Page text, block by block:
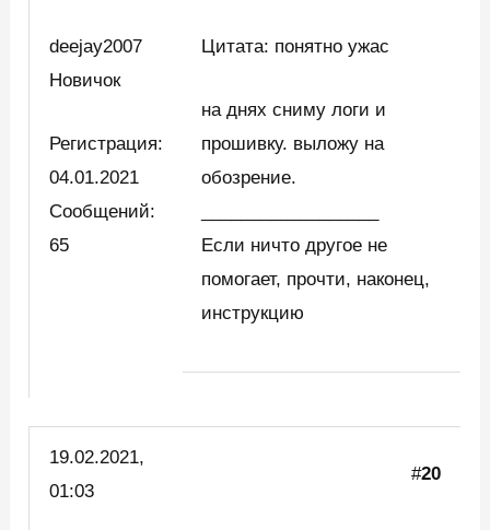
deejay2007
Новичок
Регистрация:
04.01.2021
Сообщений:
65
Цитата: понятно ужас
на днях сниму логи и
прошивку. выложу на
обозрение.
Если ничто другое не
помогает, прочти, наконец,
инструкцию
19.02.2021,
01:03
#20